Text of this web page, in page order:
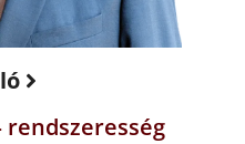
rendszeresség